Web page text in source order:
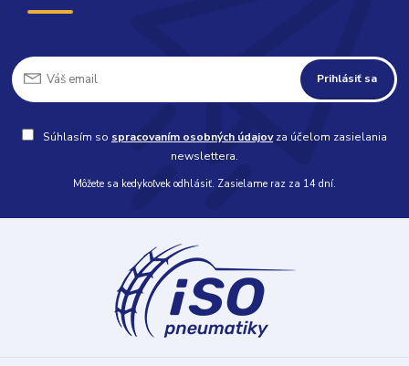
Prihlásiť sa
Súhlasím so spracovaním osobných údajovza účelom zasielania
newslettera.
Môžete sa kedykoľvek odhlásiť. Zasielame raz za 14 dní.